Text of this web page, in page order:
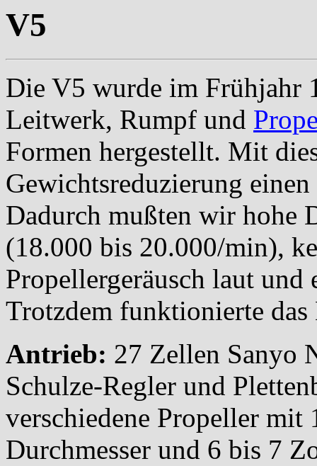
V5
Die V5 wurde im Frühjahr
Leitwerk, Rumpf und
Formen hergestellt. Mit
Gewichtsreduzierung
Dadurch mußten wir hohe
(18.000 bis 20.000/min),
Propellergeräusch laut
Trotzdem funktionierte
Antrieb: 27 Zellen Sanyo
Schulze-Regler und
verschiedene Propeller
Durchmesser und 6 bis 7